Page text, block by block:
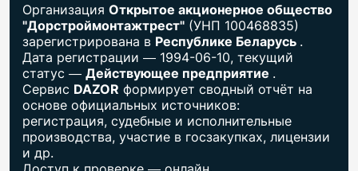
Организация Открытое акционерное общество
"Дорстроймонтажтрест" (УНП 100468835)
зарегистрирована в Республике Беларусь .
Дата регистрации — 1994-06-10, текущий
статус — Действующее предприятие .
Сервис DAZOR формирует сводный отчёт на
основе официальных источников:
регистрация, судебные и исполнительные
производства, участие в госзакупках, лицензии
и др.